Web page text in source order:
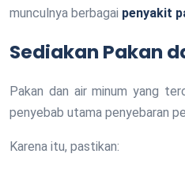
munculnya berbagai penyakit
Sediakan Pakan
Pakan dan air minum yang
penyebab utama penyebaran
Karena itu, pastikan: